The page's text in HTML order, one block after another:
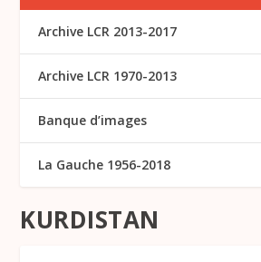
KURDISTAN
Archive LCR 2013-2017
Archive LCR 1970-2013
Banque d’images
La Gauche 1956-2018